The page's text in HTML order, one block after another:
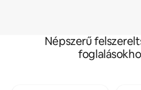
Népszerű